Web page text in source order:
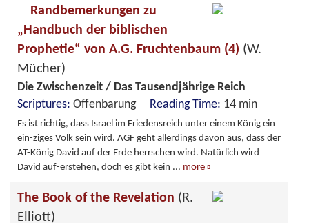
Randbemerkungen zu
„Handbuch der biblischen
Prophetie“ von A.G. Fruchtenbaum (4) (W.
Mücher)
Die Zwischenzeit / Das Tausendjährige Reich
Scriptures: Offenbarung Reading Time: 14 min
Es ist richtig, dass Israel im Friedensreich unter einem König ein
ein-ziges Volk sein wird. AGF geht allerdings davon aus, dass der
AT-König David auf der Erde herrschen wird. Natürlich wird
David auf-erstehen, doch es gibt kein ... more
The Book of the Revelation (R.
Elliott)